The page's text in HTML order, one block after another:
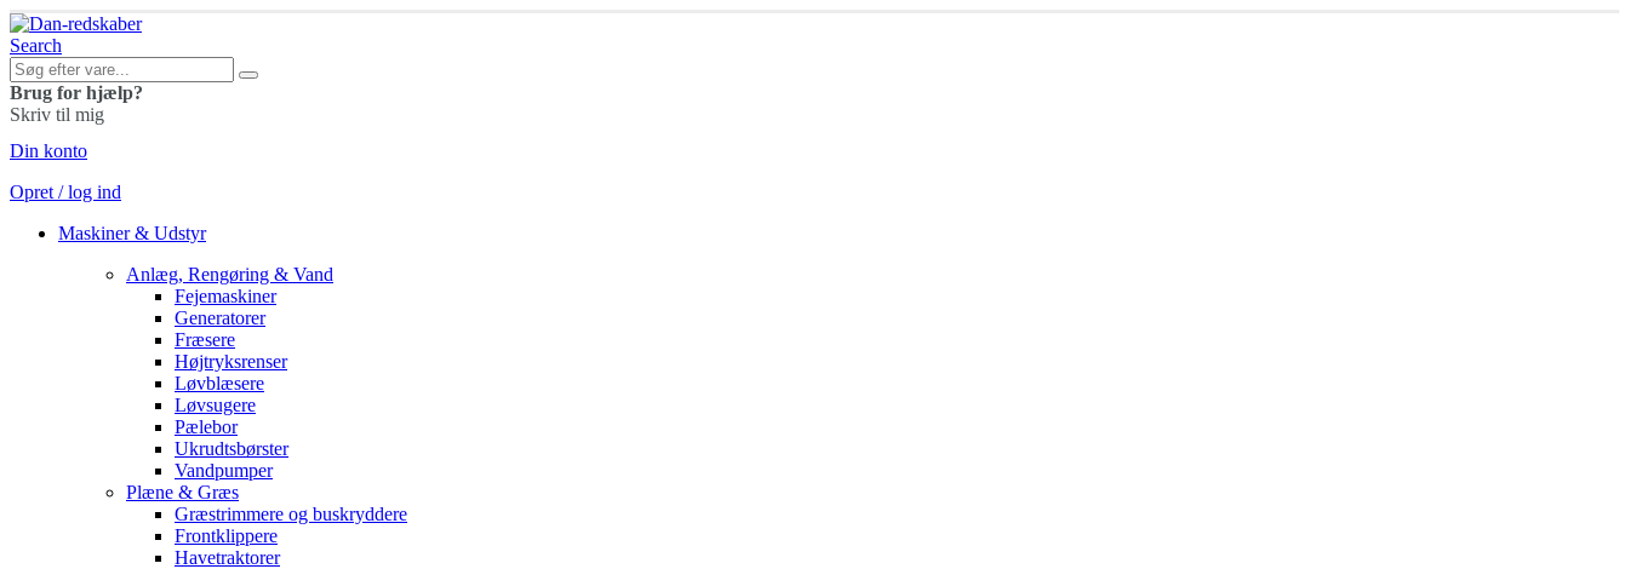
Search
Brug for hjælp?
Skriv til mig
Din konto
Opret / log ind
Maskiner & Udstyr
Anlæg, Rengøring & Vand
Fejemaskiner
Generatorer
Fræsere
Højtryksrenser
Løvblæsere
Løvsugere
Pælebor
Ukrudtsbørster
Vandpumper
Plæne & Græs
Græstrimmere og buskryddere
Frontklippere
Havetraktorer